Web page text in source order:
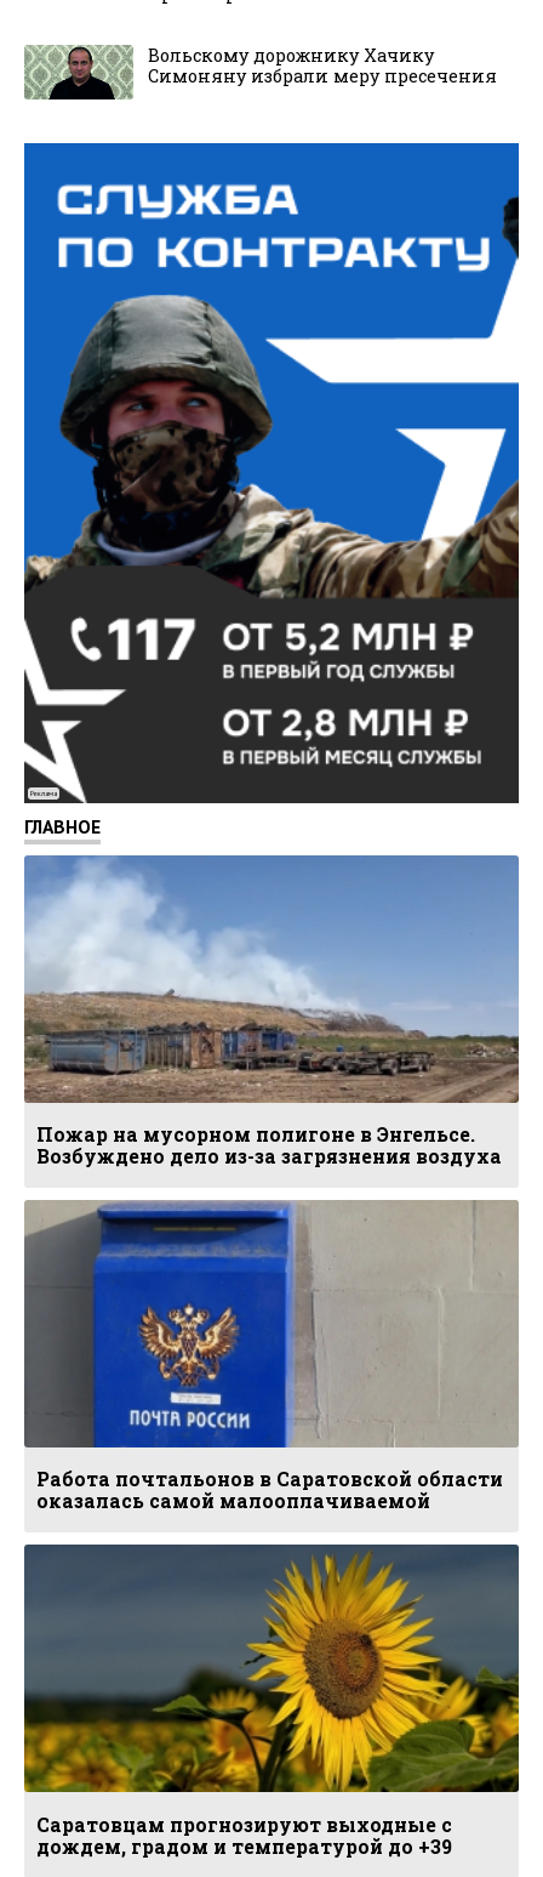
Вольскому дорожнику Хачику
Симоняну избрали меру пресечения
Реклама
ГЛАВНОЕ
Пожар на мусорном полигоне в Энгельсе.
Возбуждено дело из-за загрязнения воздуха
Работа почтальонов в Саратовской области
оказалась самой малооплачиваемой
Саратовцам прогнозируют выходные с
дождем, градом и температурой до +39